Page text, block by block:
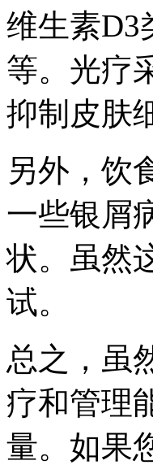
维生素D3
等。光疗
抑制皮肤
另外，饮
一些银屑
状。虽然
试。
总之，虽
疗和管理
量。如果